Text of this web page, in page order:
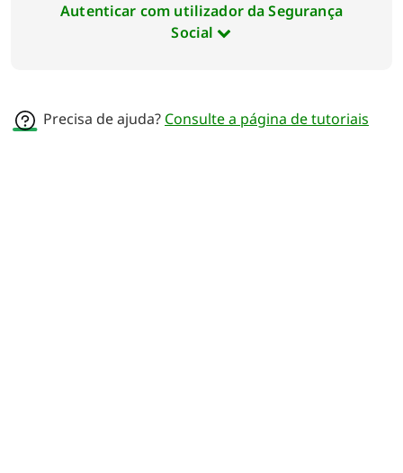
Autenticar com utilizador da Segurança
Social
Precisa de ajuda? Consulte a página de tutoriais